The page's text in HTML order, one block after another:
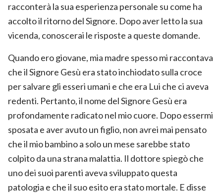
racconterà la sua esperienza personale su come ha
accolto il ritorno del Signore. Dopo aver letto la sua
vicenda, conoscerai le risposte a queste domande.
Quando ero giovane, mia madre spesso mi raccontava
che il Signore Gesù era stato inchiodato sulla croce
per salvare gli esseri umani e che era Lui che ci aveva
redenti. Pertanto, il nome del Signore Gesù era
profondamente radicato nel mio cuore. Dopo essermi
sposata e aver avuto un figlio, non avrei mai pensato
che il mio bambino a solo un mese sarebbe stato
colpito da una strana malattia. Il dottore spiegò che
uno dei suoi parenti aveva sviluppato questa
patologia e che il suo esito era stato mortale. E disse